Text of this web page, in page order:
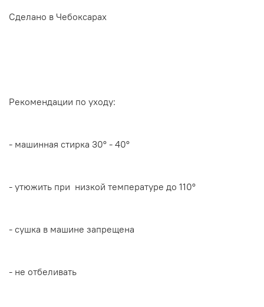
Сделано в Чебоксарах
Рекомендации по уходу:
- машинная стирка 30° - 40°
- утюжить при низкой температуре до 110°
- сушка в машине запрещена
- не отбеливать